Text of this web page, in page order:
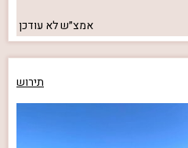
אמצ״שלא עודכן
תירוש